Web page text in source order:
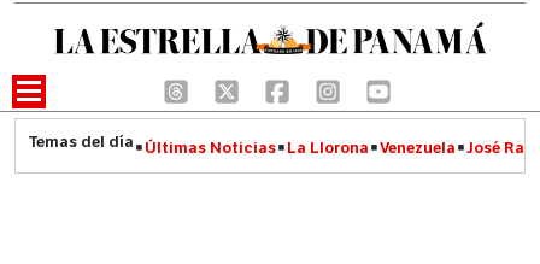
Últimas Noticias La Llorona Venezuela José